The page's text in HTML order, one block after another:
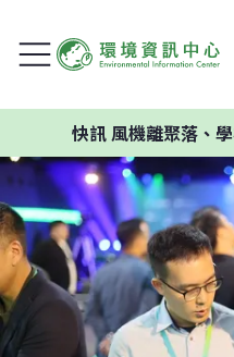
風機離聚落、學校過